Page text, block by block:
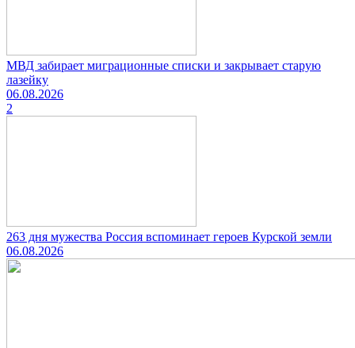
МВД забирает миграционные списки и закрывает старую
лазейку
06.08.2026
2
263 дня мужества Россия вспоминает героев Курской земли
06.08.2026